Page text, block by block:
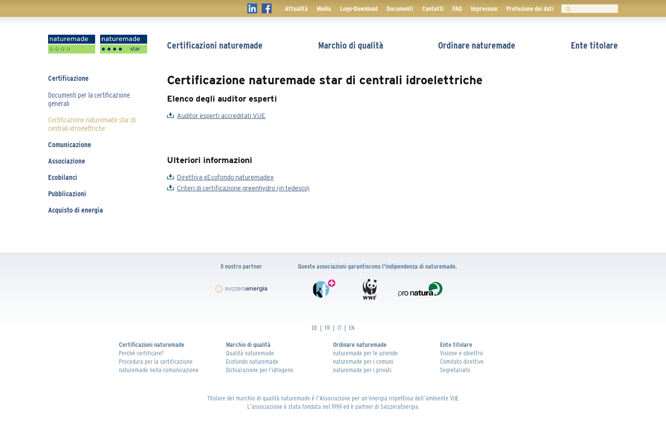
SaltaAttualità Media Logo-Download Documenti Contatti FAQ Impressum Protezione dei dati
Salta
Certificazioni naturemade Marchio di qualità Ordinare naturemade Ente titolare
Certificazione naturemade star di centrali idroelettriche
Elenco degli auditor esperti
Auditor esperti accreditati VUE
Ulteriori informazioni
Direttiva «Ecofondo naturemade»
Criteri di certificazione greenhydro (in tedesco)
Salta
navigazione
Certificazione
Documenti per la certificazione
generali
Certificazione naturemade star di
centrali idroelettriche
Comunicazione
Associazione
Ecobilanci
Pubblicazioni
Acquisto di energia
Il nostro partner Queste associazioni garantiscono lʼindipendenza di naturemade.
DE FR IT EN
Salta
la
navigazione
Certificazioni naturemade
Perché certificare?
Procedura per la certificazione
naturemade nella comunicazione
Marchio di qualità
Qualità naturemade
Ecofondo naturemade
Dichiarazione per l’idrogeno
Ordinare naturemade
naturemade per le aziende
naturemade per i comuni
naturemade per i privati
Ente titolare
Visione e obiettivi
Comitato direttivo
Segretariato
Titolare del marchio di qualità naturemade è lʼAssociazione per unʼenergia rispettosa dellʼambiente VUE.
Lʼassociazione è stata fondata nel 1999 ed è partner di SvizzeraEnergia.